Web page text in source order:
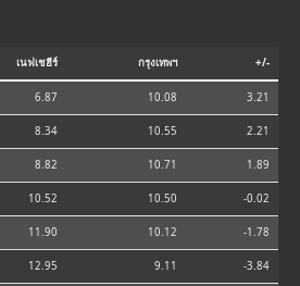
เนฟเชฮีร์ กรุงเทพฯ +/-
6.87 10.08 3.21
8.34 10.55 2.21
8.82 10.71 1.89
10.52 10.50 -0.02
11.90 10.12 -1.78
12.95 9.11 -3.84